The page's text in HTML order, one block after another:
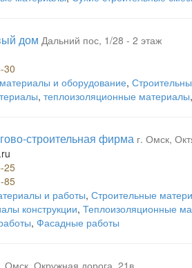
дом Дальний пос, 1/28 - 2 этаж
30
и оборудование,
, теплоизоляционные материалы
строительная фирма г. Омск,
25
85
и работы, Строительные
конструкции, Теплоизоляционные
, Фасадные работы
Омск, Окружная дорога, 21в